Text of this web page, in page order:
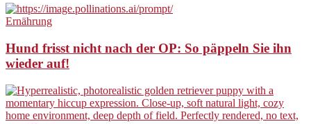
Ernährung
Hund frisst nicht nach der OP: So päppeln Sie ihn
wieder auf!